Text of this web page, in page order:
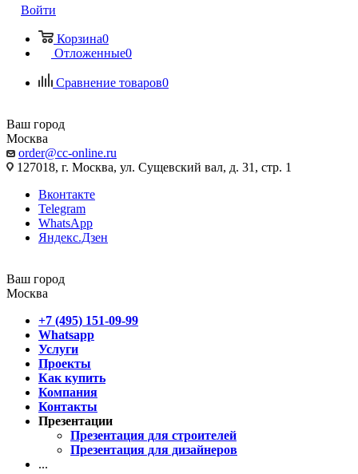
Войти
Корзина0
Отложенные0
Сравнение товаров0
Ваш город
Москва
order@cc-online.ru
127018, г. Москва, ул. Сущевский вал, д. 31, стр. 1
Вконтакте
Telegram
WhatsApp
Яндекс.Дзен
Ваш город
Москва
+7 (495) 151-09-99
Whatsapp
Услуги
Проекты
Как купить
Компания
Контакты
Презентации
Презентация для строителей
Презентация для дизайнеров
...